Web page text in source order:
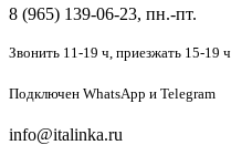
8 (965) 139-06-23, пн.-пт.
Звонить 11-19 ч, приезжать 15-19 ч
Подключен WhatsApp и Telegram
info@italinka.ru